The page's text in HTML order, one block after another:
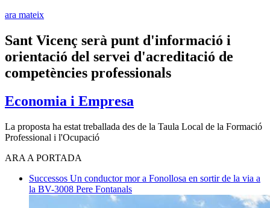
ara mateix
Sant Vicenç serà punt d'informació i
orientació del servei d'acreditació de
competències professionals
Economia i Empresa
La proposta ha estat treballada des de la Taula Local de la Formació
Professional i l'Ocupació
ARA A PORTADA
Successos Un conductor mor a Fonollosa en sortir de la via a
la BV-3008 Pere Fontanals